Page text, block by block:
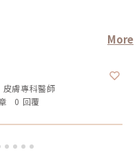
深層痠脹感或一點一點的刺激
波做完會有修復期嗎？多數電
術一樣長時間修復。不過部分人
做電波音波嗎？如果只是想預
他較溫和的保養型療程評估。若
波。但年齡不是唯一標準，皮膚
音波可以取代拉皮手術嗎？不
，屬於非侵入式抗老療程。如果
需要評估手術或其他治療方式。
度、儀器種類、能量設定和維
電波跟音波的差別，才能選對適
式抗老療程，但它們不是誰取代
程也是同樣邏輯。選擇醫美療
馬上小一圈，但這個期待需要調
是削骨。它主要是透過射頻熱能
化通常需要時間。Thermage 官
所以比較合理的期待是：不是
緻」做電波前需要注意什麼？無
意以下幾點： 近期是否懷孕或
作區域是否有金屬植入物 是否
其他醫美療程 是否有蟹足腫或
這些資訊都應在諮詢時主動告
每個人都適合做。做完電波後怎
期內避免高溫環境，例如三溫
More
皮膚專科醫師
0 回覆